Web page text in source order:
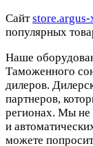
Cайт
популярных
Наше
Таможенного
дилеров.
партнеров,
регионах. Мы не
и
можете